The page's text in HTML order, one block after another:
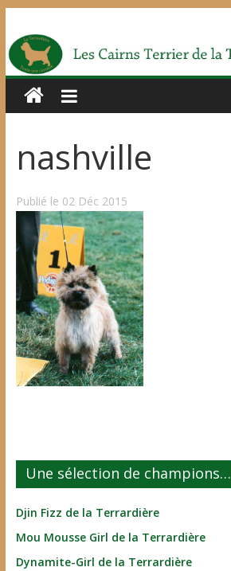
nashville
Publié le 02 Déc 2015
Une sélection de champions…
Djin Fizz de la Terrardière
Mou Mousse Girl de la Terrardière
Dynamite-Girl de la Terrardière